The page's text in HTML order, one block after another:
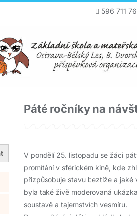
596 711
Páté ročníky na
V pondělí 25. listopadu se žáci
promítání v sférickém kině, kde
přizpůsobuje stavu beztíže a jaké
byla také živě moderovaná
soustavě a tajemstvích vesmíru.